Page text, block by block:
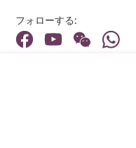
フォローする: